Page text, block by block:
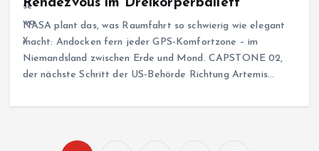
NASA plant das, was Raumfahrt so schwierig wie elegant
macht: Andocken fern jeder GPS‑Komfortzone – im
Niemandsland zwischen Erde und Mond. CAPSTONE 02,
der nächste Schritt der US‑Behörde Richtung Artemis…